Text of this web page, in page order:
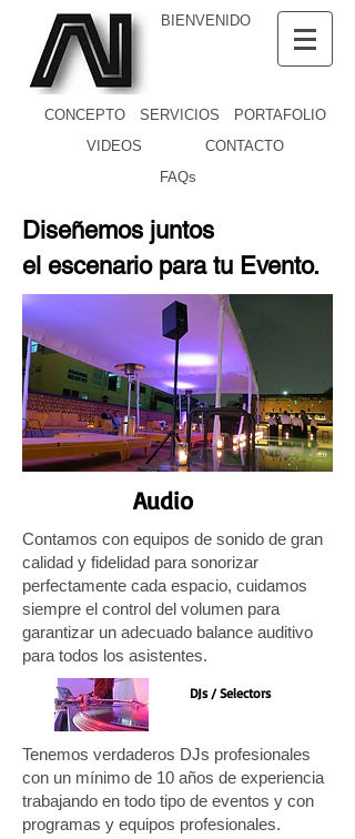
BIENVENIDO
CONCEPTO SERVICIOS
PORTAFOLIO
VIDEOS
CONTACTO
FAQs
Diseñemos juntos
el escenario para tu Evento.
Audio
Contamos con equipos de sonido de gran
calidad y fidelidad para sonorizar
perfectamente cada espacio, cuidamos
siempre el control del volumen para
garantizar un adecuado balance auditivo
para todos los asistentes.
DJs / Selectors
Tenemos verdaderos DJs profesionales
con un mínimo de 10 años de experiencia
trabajando en todo tipo de eventos y con
programas y equipos profesionales.